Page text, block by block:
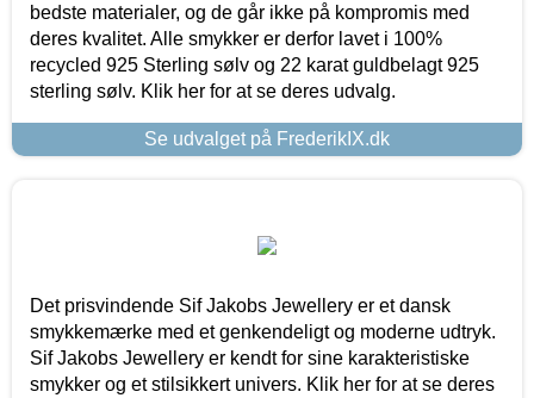
bedste materialer, og de går ikke på kompromis med
deres kvalitet. Alle smykker er derfor lavet i 100%
recycled 925 Sterling sølv og 22 karat guldbelagt 925
sterling sølv. Klik her for at se deres udvalg.
Se udvalget på FrederikIX.dk
Det prisvindende Sif Jakobs Jewellery er et dansk
smykkemærke med et genkendeligt og moderne udtryk.
Sif Jakobs Jewellery er kendt for sine karakteristiske
smykker og et stilsikkert univers. Klik her for at se deres